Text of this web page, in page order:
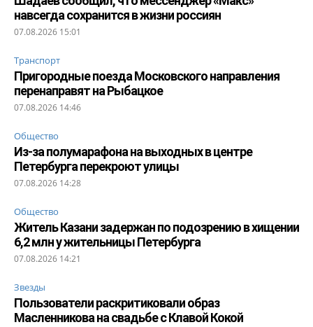
навсегда сохранится в жизни россиян
07.08.2026 15:01
Транспорт
Пригородные поезда Московского направления
перенаправят на Рыбацкое
07.08.2026 14:46
Общество
Из-за полумарафона на выходных в центре
Петербурга перекроют улицы
07.08.2026 14:28
Общество
Житель Казани задержан по подозрению в хищении
6,2 млн у жительницы Петербурга
07.08.2026 14:21
Звезды
Пользователи раскритиковали образ
Масленникова на свадьбе с Клавой Кокой